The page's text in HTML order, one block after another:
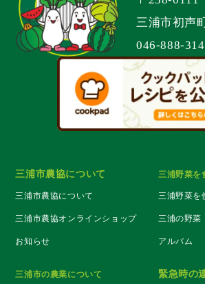
三浦市初声
046-888-
三浦市農協について
三浦市農協について
三浦市農協オンラインショップ
お知らせ
三浦野菜を
三浦野菜を
三浦の野菜
アルバム
三浦市の農業について
緊急時の